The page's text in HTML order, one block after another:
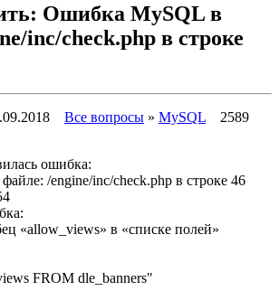
Ошибка MySQL в
inc/check.php в строке
Все вопросы » MySQL
2589
ошибка:
/engine/inc/check.php в строке 46
«allow_views» в «списке полей»
FROM dle_banners"